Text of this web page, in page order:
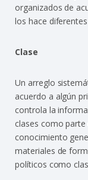
organizados de
los hace
Clase
Un arreglo
acuerdo a algún
controla la
clases como
conocimiento
materiales de
políticos como